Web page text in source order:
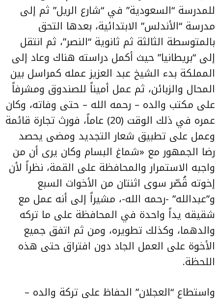
للمدرسة “السعودية” في “شارع الريل” ثم إلى
مدرسة “الأندلس” الابتدائية، بعدها التحق
بالمتوسطة الثالثة ثم ثانوية “النصر”، ثم انتقل
إلى “بريطانيا” حيث أكمل دراسته هناك وعاد إلى
المملكة بدء الشيخ عبد العزيز عمله كمراسل بين
المحال والزبائن، ثم عمل أميناً للصندوق ومشرفاً
على مكتب والده – رحمه الله – حتى وفاته، وكان
عمره في ذلك الوقت (20) عاماً، فورث تجارة قائمة
وعمل على تطبيق شعار التجديد ومضى يحصد
رضا الجمهور مع «شماغ البسام وكان يرى أن من
واجبه الاستمرار والمحافظة على القمة، نظراً لأن
إخوته قُصّر سوى اثنتان من الأخوات السبع
و”عبدالله” -رحمه الله-، مشيراً إلى أنه عمل مع
شقيقه يداً واحدة في المحافظة على ما تركه
والدهما، وكذلك تطويره، ومن ثم اتفق جميع
الأخوة على العمل الجاد دون افتراق حتى هذه
اللحظة.
واستطاع “العجلان” الحفاظ على تركة والده –